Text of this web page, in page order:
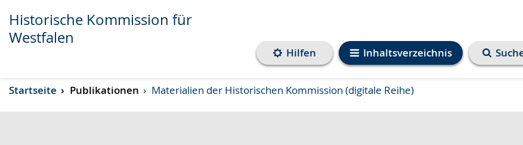
Transkript anzeigen
Abspielen
Pausieren
Historische Kommission für
Westfalen
Inhaltsverzeichnis
Hilfen
Startseite Publikationen Materialien der Historischen Kommission (digitale Reihe)